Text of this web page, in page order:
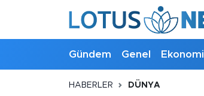
Gündem Genel Ekonomi
HABERLER DÜNYA